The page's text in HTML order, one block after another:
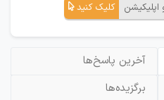
اپلیکیشن کلیک کنید
آخرین پاسخ‌ها
برگزیده‌ها